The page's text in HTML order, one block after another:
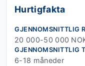
Hurtigfakta
GJENNOMSNITTLIG
20 000-50 000
GJENNOMSNITTLIG
6-18 måneder